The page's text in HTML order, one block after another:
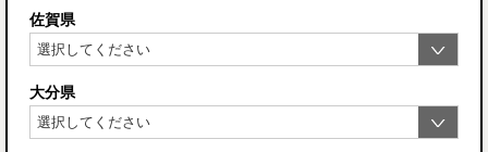
佐賀県
大分県